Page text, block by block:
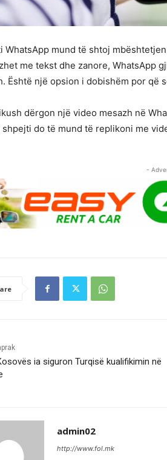
WhatsApp mund të shtoj
me tekst dhe zanore, WhatsApp
Është një opsion i dobishëm por që
dërgon një video mesazh në
shpejti do të mund të replikoni me
-
ia siguron Turqisë kualifikimin në
admin02
http://www.fol.mk